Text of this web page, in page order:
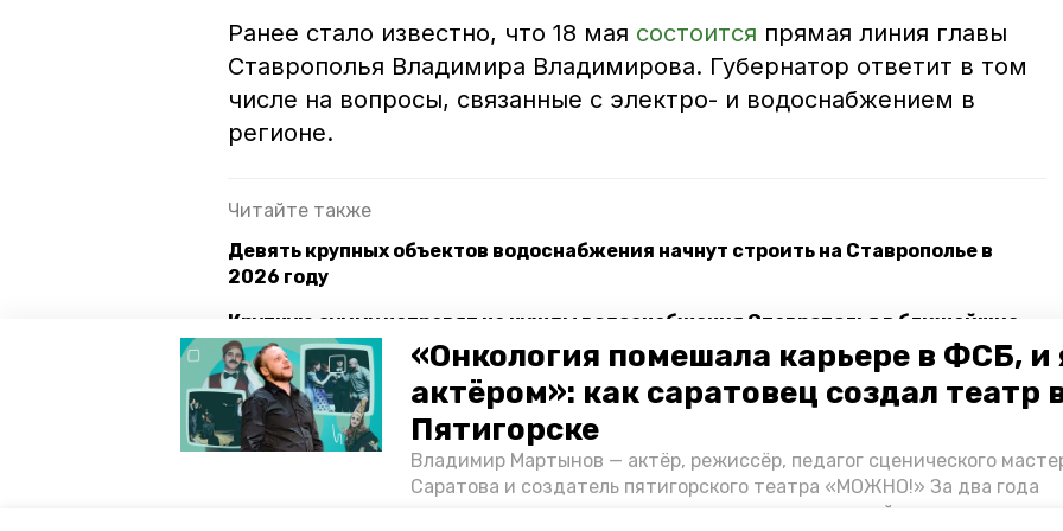
«Онкология помешала карьере в ФСБ, и
актёром»: как саратовец создал театр
Пятигорске
Владимир Мартынов — актёр, режиссёр, педагог сценического
Саратова и создатель пятигорского театра «МОЖНО!» За два года
существования театр выпустил восемь спектаклей, впереди —
Ранее стало известно, что 18 мая состоится прямая линия главы
Ставрополья Владимира Владимирова. Губернатор ответит в том
числе на вопросы, связанные с электро- и водоснабжением в
регионе.
Читайте также
Девять крупных объектов водоснабжения начнут строить на Ставрополье в
2026 году
Крупную сумму направят на нужды водоснабжения Ставрополья в ближайшие
годы
Надёжность электроснабжения улучшили на Кавминводах
отключение света